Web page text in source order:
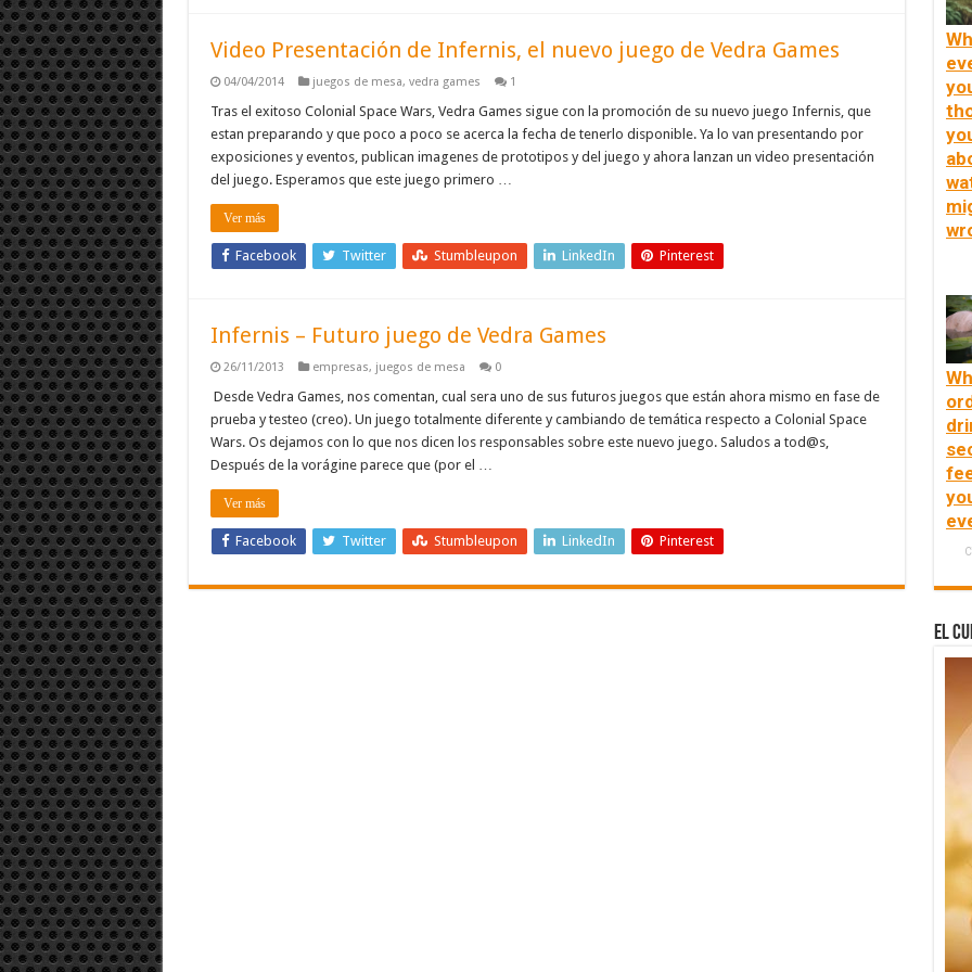
Video Presentación de Infernis, el nuevo juego de Vedra Games
04/04/2014 juegos de mesa, vedra games 1
Tras el exitoso Colonial Space Wars, Vedra Games sigue con la promoción de su nuevo juego Infernis, que
estan preparando y que poco a poco se acerca la fecha de tenerlo disponible. Ya lo van presentando por
exposiciones y eventos, publican imagenes de prototipos y del juego y ahora lanzan un video presentación
del juego. Esperamos que este juego primero …
Ver más
Facebook Twitter Stumbleupon LinkedIn Pinterest
Infernis – Futuro juego de Vedra Games
26/11/2013 empresas, juegos de mesa 0
Desde Vedra Games, nos comentan, cual sera uno de sus futuros juegos que están ahora mismo en fase de
prueba y testeo (creo). Un juego totalmente diferente y cambiando de temática respecto a Colonial Space
Wars. Os dejamos con lo que nos dicen los responsables sobre este nuevo juego. Saludos a tod@s,
Después de la vorágine parece que (por el …
Ver más
Facebook Twitter Stumbleupon LinkedIn Pinterest
El